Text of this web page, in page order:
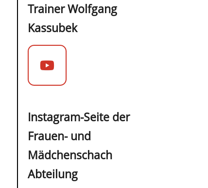
Trainer Wolfgang
Kassubek
Instagram-Seite der
Frauen- und
Mädchenschach
Abteilung